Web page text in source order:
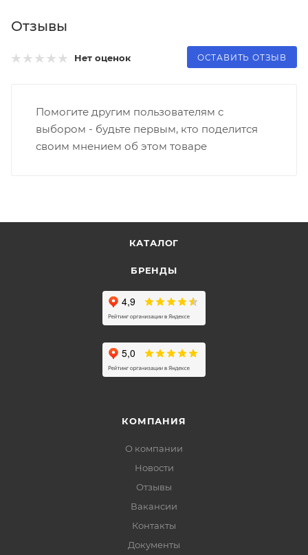
Отзывы
Нет оценок ОСТАВИТЬ ОТЗЫВ
Помогите другим пользователям с
выбором - будьте первым, кто поделится
своим мнением об этом товаре
КАТАЛОГ
БРЕНДЫ
КОМПАНИЯ
О компании
Новости
Отзывы
Вакансии
Контакты
Документы